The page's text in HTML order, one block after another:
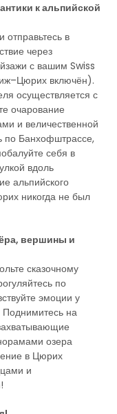
к альпийской
в
через
с вашим Swiss
включён).
осуществляется с
очарование
и величественной
по Банхофштрассе,
себя в
вдоль
альпийского
никогда не был
вершины и
сказочному
по
эмоции у
Поднимитесь на
озера
в Цюрих
и